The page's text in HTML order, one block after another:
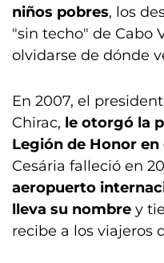
niños pobres, los
"sin techo" de Cabo
olvidarse de dónde
En 2007, el
Chirac, le otorgó la
Legión de Honor
Cesária falleció en
aeropuerto
lleva su nombre y
recibe a los viajeros